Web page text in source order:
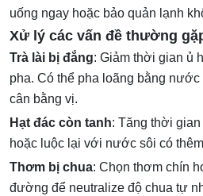
uống ngay hoặc bảo quản lạnh
Xử lý các vấn đề thường
Trà lài bị đắng: Giảm thời gian ủ
pha. Có thể pha loãng bằng
cân bằng vị.
Hạt đác còn tanh: Tăng thời
hoặc luộc lại với nước sôi có
Thơm bị chua: Chọn thơm chín
đường để neutralize độ chua tự